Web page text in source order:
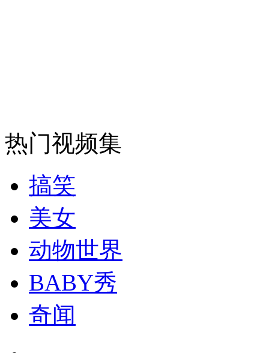
纽约上演“枕头大战”
司机酒驾遇交警 急速倒车逃窜
热门视频集
搞笑
美女
动物世界
BABY秀
奇闻